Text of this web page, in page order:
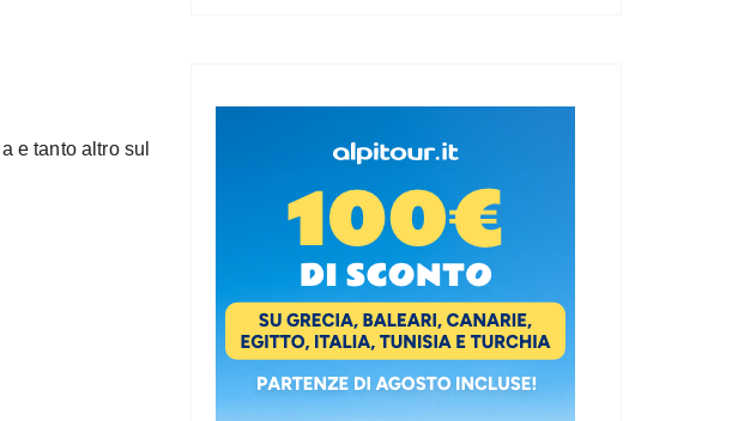
e tanto altro sul